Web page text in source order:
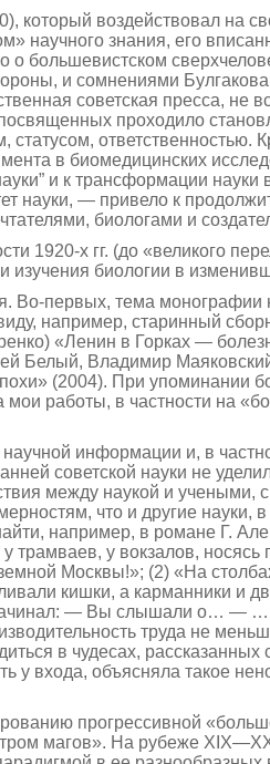
воздействовал на
знания, его
и сомнениями Булгакова
советская пресса, не
проходило
в биомедицинских
и к трансформации
науки, — привело к
биологами и
1920-х гг. (до «великого
биологии в
Во-первых, тема монографии
например, старинный
«Ленин в Горках —
Белый, Владимир
(2004). При упоминании
работы, в частности на
информации и, в
советской науки не
между наукой и учеными,
что и другие
например, в романе Г.
у вокзалов,
Москвы!»; (2) «На
кишки, а карманники и
— Вы слышали о… —
труда не
в чудесах,
у входа, объясняла такое
прогрессивной
магов». На рубеже